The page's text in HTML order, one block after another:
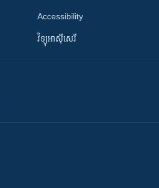
Accessibility
វិទ្យុ​អាស៊ី​សេរី